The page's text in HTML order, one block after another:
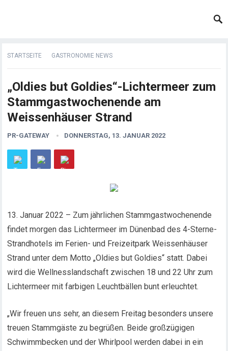
STARTSEITE GASTRONOMIE NEWS
„Oldies but Goldies“-Lichtermeer zum
Stammgastwochenende am
Weissenhäuser Strand
PR-GATEWAY DONNERSTAG, 13. JANUAR 2022
13. Januar 2022 – Zum jährlichen Stammgastwochenende
findet morgen das Lichtermeer im Dünenbad des 4-Sterne-
Strandhotels im Ferien- und Freizeitpark Weissenhäuser
Strand unter dem Motto „Oldies but Goldies“ statt. Dabei
wird die Wellnesslandschaft zwischen 18 und 22 Uhr zum
Lichtermeer mit farbigen Leuchtbällen bunt erleuchtet.
„Wir freuen uns sehr, an diesem Freitag besonders unsere
treuen Stammgäste zu begrüßen. Beide großzügigen
Schwimmbecken und der Whirlpool werden dabei in ein